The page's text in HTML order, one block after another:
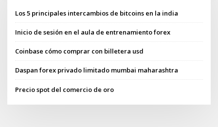
Los 5 principales intercambios de bitcoins en la india
Inicio de sesión en el aula de entrenamiento forex
Coinbase cómo comprar con billetera usd
Daspan forex privado limitado mumbai maharashtra
Precio spot del comercio de oro